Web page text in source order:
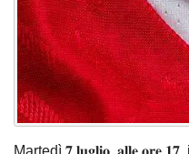
Martedì 𝟕 𝐥𝐮𝐠𝐥𝐢𝐨, 𝐚𝐥𝐥𝐞 𝐨𝐫𝐞